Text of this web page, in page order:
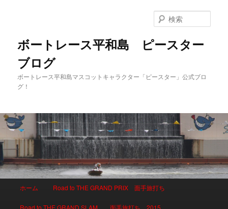
ボートレース平和島 ピースター
ブログ
ボートレース平和島マスコットキャラクター「ピースター」公式ブロ
グ！
索
メインコンテンツへ移動
サブコンテンツへ移動
ホーム Road to THE GRAND PRIX 面手旅打ち
Road to THE GRAND SLAM 面手旅打ち 2015